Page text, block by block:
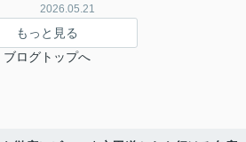
2026.05.21
もっと見る
ブログトップへ